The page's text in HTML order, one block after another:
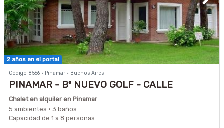
2 años en el portal
Código 8566 · Pinamar · Buenos Aires
PINAMAR - Bº NUEVO GOLF - CALLE
BESUGO-
Chalet en alquiler en Pinamar
5 ambientes · 3 baños
Capacidad de 1 a 8 personas